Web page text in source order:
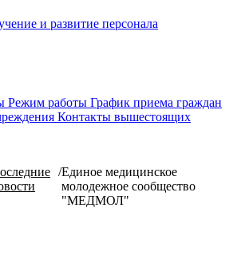
и развитие персонала
Режим работы График приема граждан
Контакты вышестоящих
/Единое медицинское
молодежное сообщество
"МЕДМОЛ"